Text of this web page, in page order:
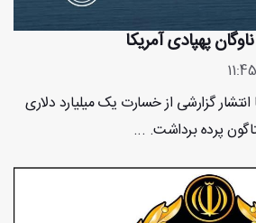
پهپادی آمریکا
انتشار گزارشی از خسارت یک میلیارد دلاری
پرده برداشت. ...